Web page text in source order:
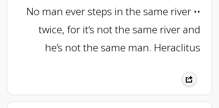
•• No man ever steps in the same river
twice, for it’s not the same river and
he’s not the same man. Heraclitus